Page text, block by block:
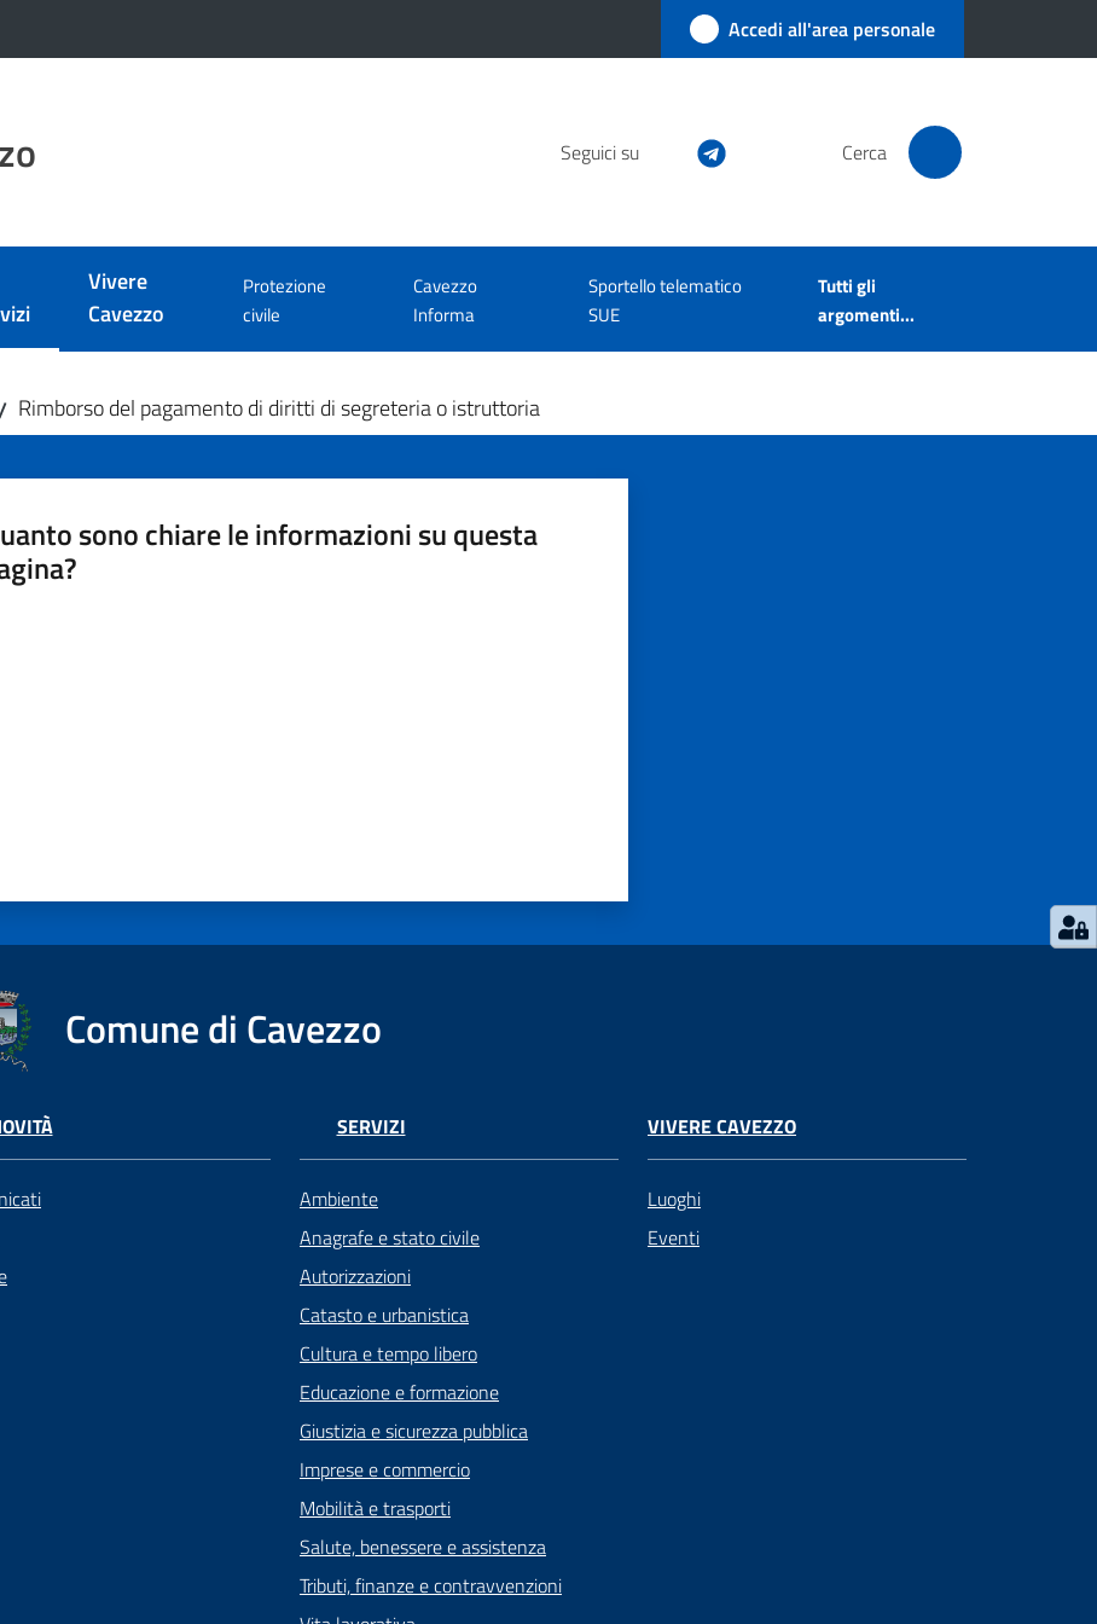
Accedi all'area personale
Seguici su Cerca
selezionato
Vivere
Cavezzo
Protezione
civile
Cavezzo
Informa
Sportello telematico
SUE
Tutti gli
argomenti...
Rimborso del pagamento di diritti di segreteria o istruttoria
sono chiare le informazioni su questa
Comune di Cavezzo
SERVIZI
Ambiente
Anagrafe e stato civile
Autorizzazioni
Catasto e urbanistica
Cultura e tempo libero
Educazione e formazione
Giustizia e sicurezza pubblica
Imprese e commercio
Mobilità e trasporti
Salute, benessere e assistenza
Tributi, finanze e contravvenzioni
VIVERE CAVEZZO
Luoghi
Eventi